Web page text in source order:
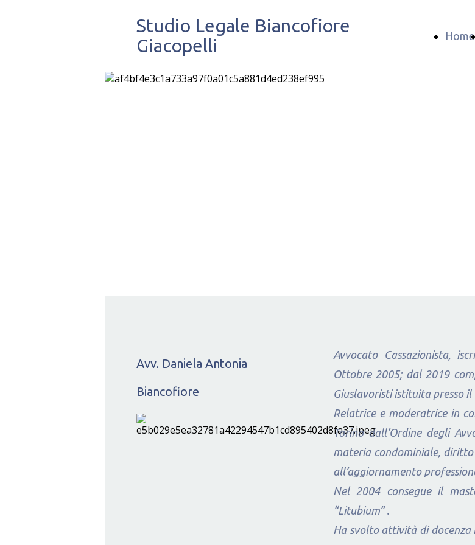
Home
Studio Legale Biancofiore
Giacopelli
Avv. Daniela Antonia
Biancofiore
Avvocato Cassazionista,
Ottobre 2005; dal 2019
Giuslavoristi istituita presso il
Relatrice e moderatrice in
Torino dall’Ordine degli
materia condominiale,
all’aggiornamento
Nel 2004 consegue il
“Litubium” .
Ha svolto attività di